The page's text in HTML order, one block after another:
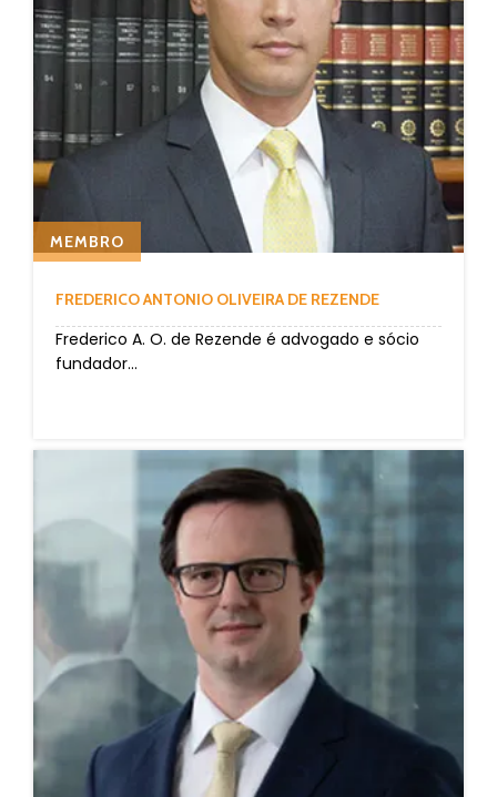
MEMBRO
FREDERICO ANTONIO OLIVEIRA DE REZENDE
Frederico A. O. de Rezende é advogado e sócio
fundador...